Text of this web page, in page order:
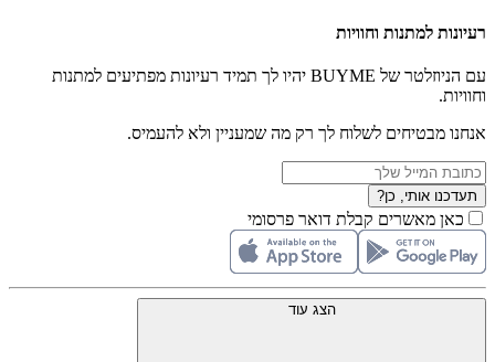
רעיונות למתנות וחוויות
עם הניוזלטר של BUYME יהיו לך תמיד רעיונות מפתיעים למתנות
וחוויות.
אנחנו מבטיחים לשלוח לך רק מה שמעניין ולא להעמיס.
תעדכנו אותי, כן?
כאן מאשרים קבלת דואר פרסומי
הצג עוד